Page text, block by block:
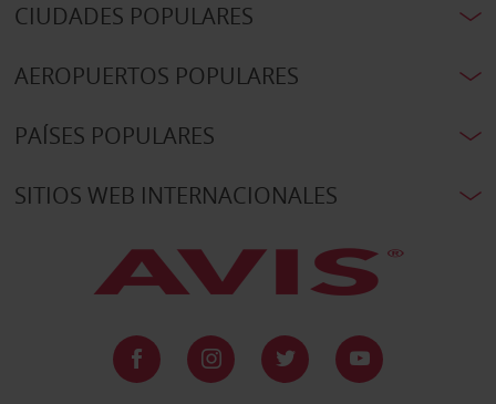
CIUDADES POPULARES
AEROPUERTOS POPULARES
PAÍSES POPULARES
SITIOS WEB INTERNACIONALES